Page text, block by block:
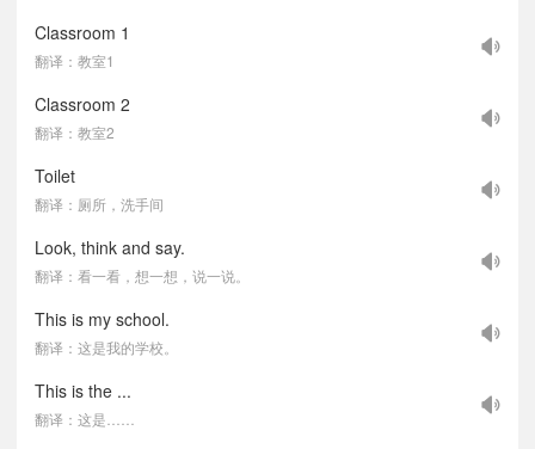
Classroom 1
翻译：教室1
Classroom 2
翻译：教室2
Toilet
翻译：厕所，洗手间
Look, think and say.
翻译：看一看，想一想，说一说。
This is my school.
翻译：这是我的学校。
This is the ...
翻译：这是……